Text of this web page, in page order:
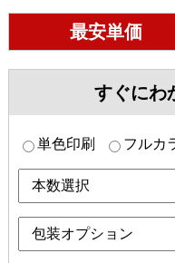
最安単価
すぐにわ
単色印刷 フルカ